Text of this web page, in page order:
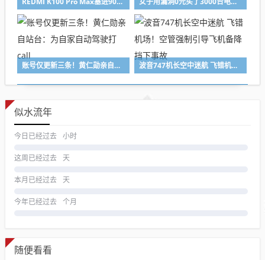
账号仅更新三条！黄仁勋亲自站台：为自家自动驾驶打call 波音747机长空中迷航 飞错机场！空管强制引导飞机备降 挡下事故
似水流年
今日已经过去 小时
这周已经过去 天
本月已经过去 天
今年已经过去 个月
随便看看